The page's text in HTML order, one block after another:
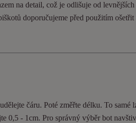
na detail, což je odlišuje od
doporučujeme před použitím
čáru. Poté změřte délku. To samé
0,5 - 1cm. Pro správný výběr bot